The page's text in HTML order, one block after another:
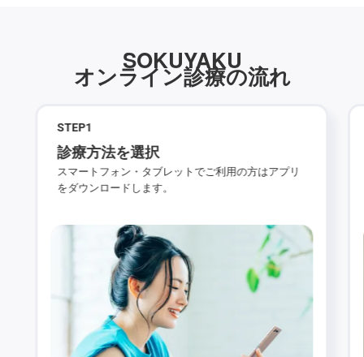
SOKUYAKU
オンライン診療の流れ
STEP1
診療方法を選択
スマートフォン・タブレットでご利用の方はアプリ
をダウンロードします。